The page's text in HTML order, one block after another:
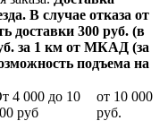
В случае отказа от
доставки 300 руб. (в
за 1 км от МКАД (за
подъема на
4 000 до 10
руб
от 10 000
руб.